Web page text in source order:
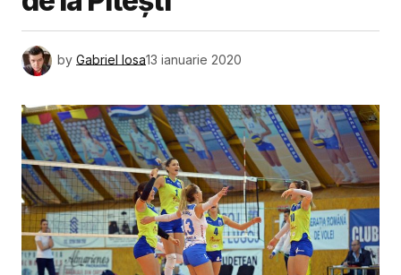
by Gabriel Iosa13 ianuarie 2020